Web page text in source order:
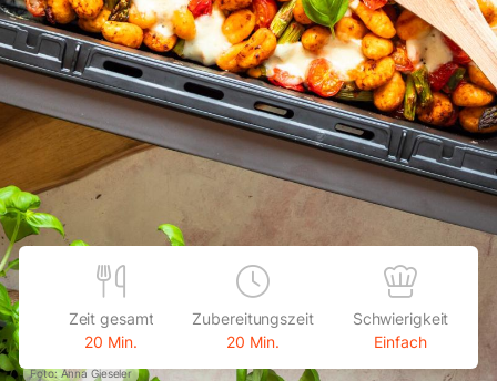
Foto: Anna Gieseler
Zeit gesamt
20 Min.
Zubereitungszeit
20 Min.
Schwierigkeit
Einfach